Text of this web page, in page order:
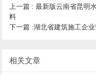
上一篇 : 最新版云南省昆明
料
下一篇 :湖北省建筑施工企
相关文章